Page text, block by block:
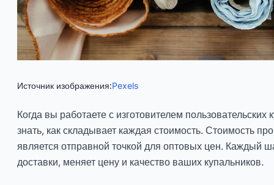
Источник изображения:Pexels
Когда вы работаете с изготовителем
знать, как складывает каждая стоимость. Стоимость
является отправной точкой для оптовых цен. Каждый
доставки, меняет цену и качество ваших купальников.